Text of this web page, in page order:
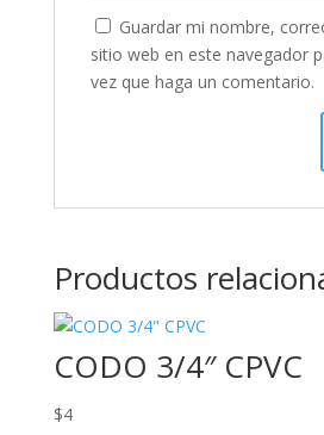
Guardar mi nombre,
sitio web en este navegador
vez que haga un comentario.
Productos
CODO 3/4″ CPVC
$4